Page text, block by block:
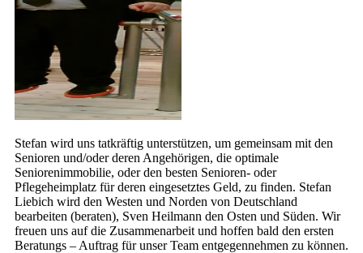
Stefan wird uns tatkräftig unterstützen, um gemeinsam mit den
Senioren und/oder deren Angehörigen, die optimale
Seniorenimmobilie, oder den besten Senioren- oder
Pflegeheimplatz für deren eingesetztes Geld, zu finden. Stefan
Liebich wird den Westen und Norden von Deutschland
bearbeiten (beraten), Sven Heilmann den Osten und Süden. Wir
freuen uns auf die Zusammenarbeit und hoffen bald den ersten
Beratungs – Auftrag für unser Team entgegennehmen zu können.